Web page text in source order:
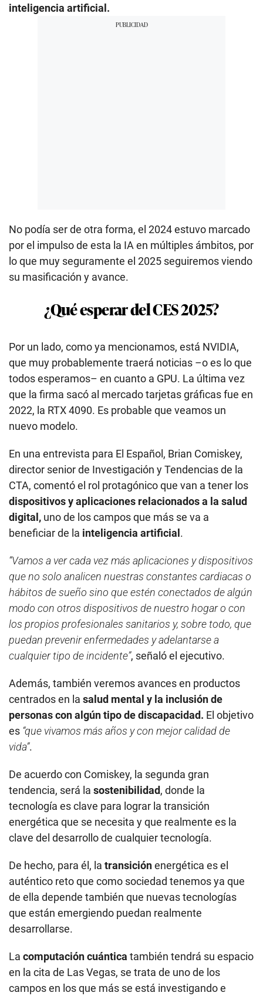
inteligencia artificial.
No podía ser de otra forma, el 2024 estuvo marcado
por el impulso de esta la IA en múltiples ámbitos, por
lo que muy seguramente el 2025 seguiremos viendo
su masificación y avance.
¿Qué esperar del CES 2025?
Por un lado, como ya mencionamos, está NVIDIA,
que muy probablemente traerá noticias –o es lo que
todos esperamos– en cuanto a GPU. La última vez
que la firma sacó al mercado tarjetas gráficas fue en
2022, la RTX 4090. Es probable que veamos un
nuevo modelo.
En una entrevista para El Español, Brian Comiskey,
director senior de Investigación y Tendencias de la
CTA, comentó el rol protagónico que van a tener los
dispositivos y aplicaciones relacionados a la salud
digital, uno de los campos que más se va a
beneficiar de la inteligencia artificial.
“Vamos a ver cada vez más aplicaciones y dispositivos
que no solo analicen nuestras constantes cardiacas o
hábitos de sueño sino que estén conectados de algún
modo con otros dispositivos de nuestro hogar o con
los propios profesionales sanitarios y, sobre todo, que
puedan prevenir enfermedades y adelantarse a
cualquier tipo de incidente”, señaló el ejecutivo.
Además, también veremos avances en productos
centrados en la salud mental y la inclusión de
personas con algún tipo de discapacidad. El objetivo
es “que vivamos más años y con mejor calidad de
vida”.
De acuerdo con Comiskey, la segunda gran
tendencia, será la sostenibilidad, donde la
tecnología es clave para lograr la transición
energética que se necesita y que realmente es la
clave del desarrollo de cualquier tecnología.
De hecho, para él, la transiciónenergética es el
auténtico reto que como sociedad tenemos ya que
de ella depende también que nuevas tecnologías
que están emergiendo puedan realmente
desarrollarse.
La computación cuántica también tendrá su espacio
en la cita de Las Vegas, se trata de uno de los
campos en los que más se está investigando e